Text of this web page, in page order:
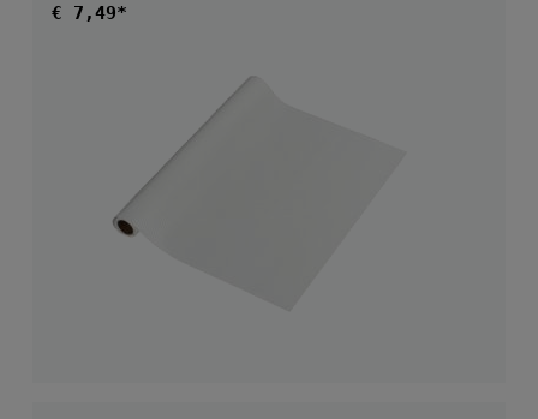
Normale prijs:
€ 7,49*